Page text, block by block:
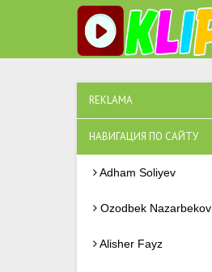
REKLAMA
НАВИГАЦИЯ ПО САЙТУ
Adham Soliyev
Ozodbek Nazarbekov
Alisher Fayz